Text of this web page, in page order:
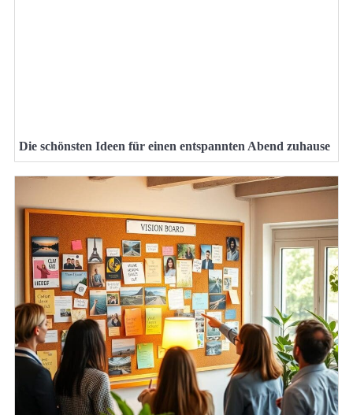
Die schönsten Ideen für einen entspannten Abend zuhause